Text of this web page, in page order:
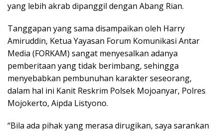
yang lebih akrab dipanggil dengan Abang Rian.
Tanggapan yang sama disampaikan oleh Harry
Amiruddin, Ketua Yayasan Forum Komunikasi Antar
Media (FORKAM) sangat menyesalkan adanya
pemberitaan yang tidak berimbang, sehingga
menyebabkan pembunuhan karakter seseorang,
dalam hal ini Kanit Reskrim Polsek Mojoanyar, Polres
Mojokerto, Aipda Listyono.
“Bila ada pihak yang merasa dirugikan, saya sarankan